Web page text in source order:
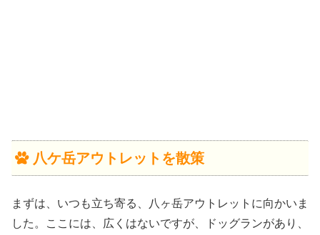
八ケ岳アウトレットを散策
まずは、いつも立ち寄る、八ヶ岳アウトレットに向かいま
した。ここには、広くはないですが、ドッグランがあり、